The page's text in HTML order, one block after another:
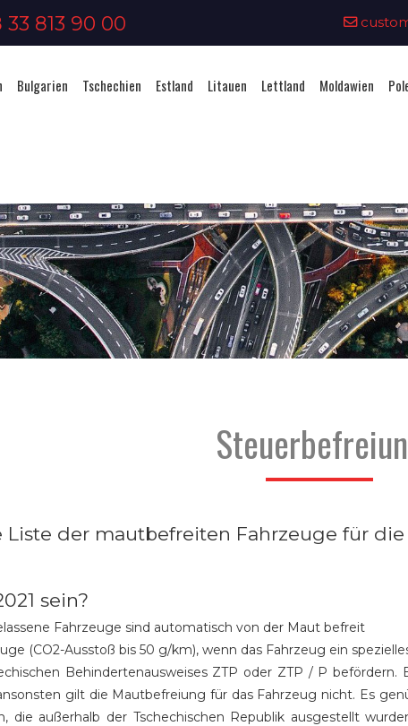
33 813 90 00
Bulgarien Tschechien Estland Litauen Lettland Moldawien
Liste der mautbefreiten Fahrzeuge für
sein?
Fahrzeuge sind automatisch von der Maut befreit
(CO2-Ausstoß bis 50 g/km), wenn das Fahrzeug ein
Behindertenausweises ZTP oder ZTP / P
gilt die Mautbefreiung für das Fahrzeug nicht. Es
die außerhalb der Tschechischen Republik ausgestellt